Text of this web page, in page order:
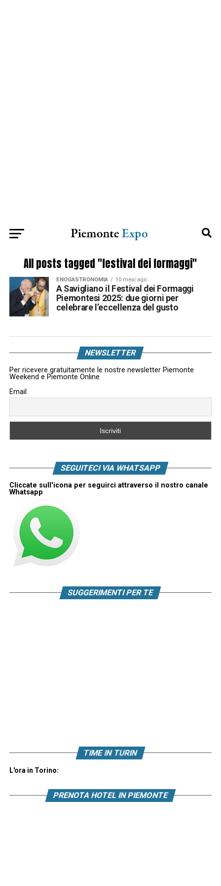
All posts tagged "festival dei formaggi"
ENOGASTRONOMIA 10 mesi ago
A Savigliano il Festival dei Formaggi
Piemontesi 2025: due giorni per
celebrare l’eccellenza del gusto
NEWSLETTER
Per ricevere gratuitamente le nostre newsletter Piemonte
Weekend e Piemonte Online
Email
SEGUITECI VIA WHATSAPP
Cliccate sull'icona per seguirci attraverso il nostro canale
Whatsapp
SUGGERIMENTI PER TE
TIME IN TURIN
L'ora in Torino:
PRENOTA HOTEL IN PIEMONTE